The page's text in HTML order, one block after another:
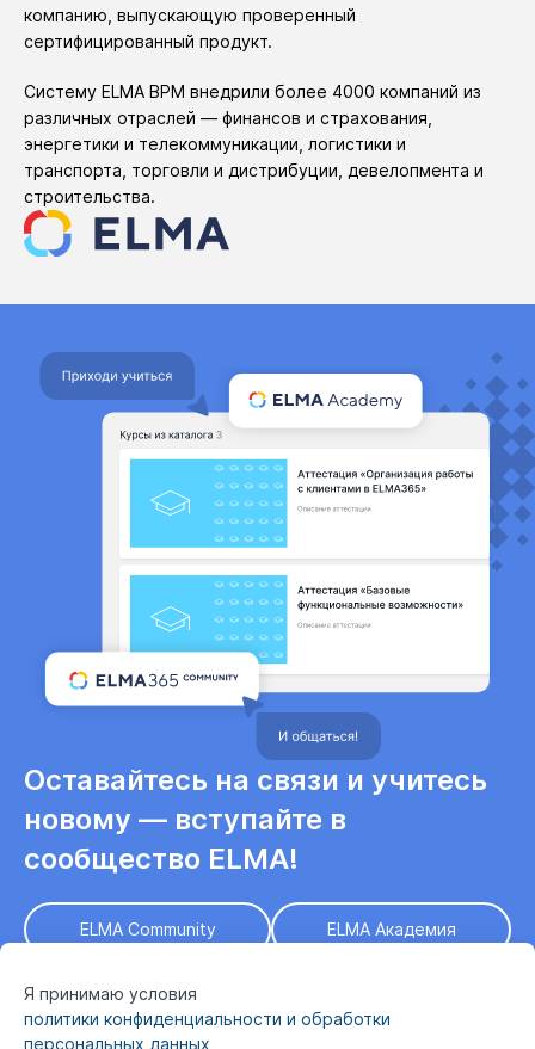
компанию, выпускающую проверенный
сертифицированный продукт.
Систему ELMA BPM внедрили более 4000 компаний из
различных отраслей — финансов и страхования,
энергетики и телекоммуникации, логистики и
транспорта, торговли и дистрибуции, девелопмента и
строительства.
Оставайтесь на связи и учитесь
новому — вступайте в
сообщество ELMA!
ELMA Community ELMA Академия
Я принимаю условия
политики конфиденциальности и обработки
персональных данных